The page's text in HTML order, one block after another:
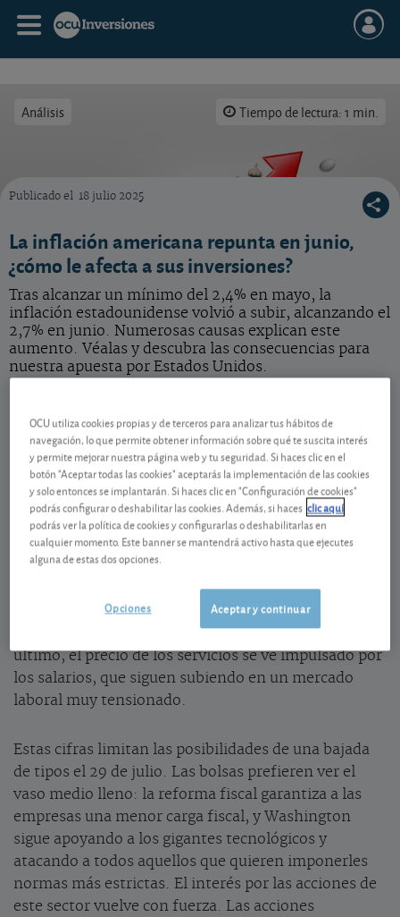
Análisis Tiempo de lectura: 1 min.
Cómo afecta la subida de la inflación en EE.UU. a sus inversiones en el país del Tío Sam.
Publicado el 18 julio 2025
La inflación americana repunta en junio,
¿cómo le afecta a sus inversiones?
Tras alcanzar un mínimo del 2,4% en mayo, la
inflación estadounidense volvió a subir, alcanzando el
2,7% en junio. Numerosas causas explican este
aumento. Véalas y descubra las consecuencias para
nuestra apuesta por Estados Unidos.
Energía y aranceles, detrás de la subida
Por un lado, los precios de la energía repuntan
ligeramente (+0,9% respecto al mes anterior), lo que
repercute en la electricidad (+5,8%), el transporte
(+3,4%) y los costes asociados a la vivienda en su
conjunto (+3,8%). Los aranceles impuestos por
EE.UU. a muchos de sus proveedores están
empezando a encarecer los precios de la ropa, de
algunos materiales necesarios para la construcción,
ordenadores y algunos alimentos importados. Por
último, el precio de los servicios se ve impulsado por
los salarios, que siguen subiendo en un mercado
laboral muy tensionado.
Estas cifras limitan las posibilidades de una bajada
de tipos el 29 de julio. Las bolsas prefieren ver el
vaso medio lleno: la reforma fiscal garantiza a las
empresas una menor carga fiscal, y Washington
sigue apoyando a los gigantes tecnológicos y
atacando a todos aquellos que quieren imponerles
normas más estrictas. El interés por las acciones de
este sector vuelve con fuerza. Las acciones
OCU utiliza cookies propias y de terceros para analizar tus hábitos de
navegación, lo que permite obtener información sobre qué te suscita interés
y permite mejorar nuestra página web y tu seguridad. Si haces clic en el
botón "Aceptar todas las cookies" aceptarás la implementación de las cookies
y solo entonces se implantarán. Si haces clic en "Configuración de cookies"
podrás configurar o deshabilitar las cookies. Además, si haces clic aquí
podrás ver la política de cookies y configurarlas o deshabilitarlas en
cualquier momento. Este banner se mantendrá activo hasta que ejecutes
alguna de estas dos opciones.
Aceptar y continuar
Opciones